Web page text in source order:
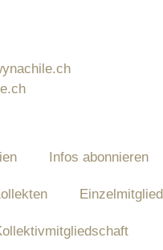
Infos abonnieren